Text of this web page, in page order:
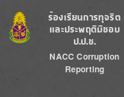
Image
ร้องเรียนการทุจริต
และประพฤติมิชอบ
ป.ป.ช.
NACC Corruption
Reporting